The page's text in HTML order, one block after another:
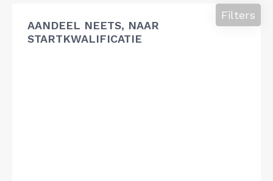
AANDEEL NEETS, NAAR
STARTKWALIFICATIE
Filters